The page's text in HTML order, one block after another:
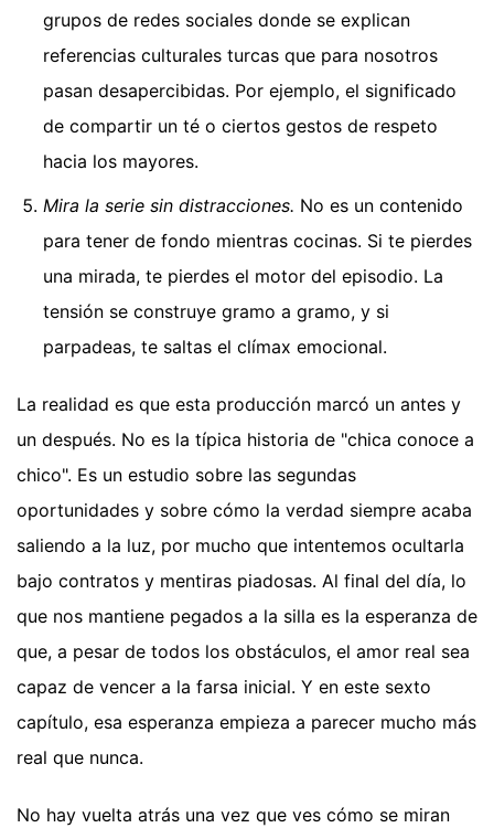
grupos de redes sociales donde se explican
referencias culturales turcas que para nosotros
pasan desapercibidas. Por ejemplo, el significado
de compartir un té o ciertos gestos de respeto
hacia los mayores.
Mira la serie sin distracciones. No es un contenido
para tener de fondo mientras cocinas. Si te pierdes
una mirada, te pierdes el motor del episodio. La
tensión se construye gramo a gramo, y si
parpadeas, te saltas el clímax emocional.
La realidad es que esta producción marcó un antes y
un después. No es la típica historia de "chica conoce a
chico". Es un estudio sobre las segundas
oportunidades y sobre cómo la verdad siempre acaba
saliendo a la luz, por mucho que intentemos ocultarla
bajo contratos y mentiras piadosas. Al final del día, lo
que nos mantiene pegados a la silla es la esperanza de
que, a pesar de todos los obstáculos, el amor real sea
capaz de vencer a la farsa inicial. Y en este sexto
capítulo, esa esperanza empieza a parecer mucho más
real que nunca.
No hay vuelta atrás una vez que ves cómo se miran